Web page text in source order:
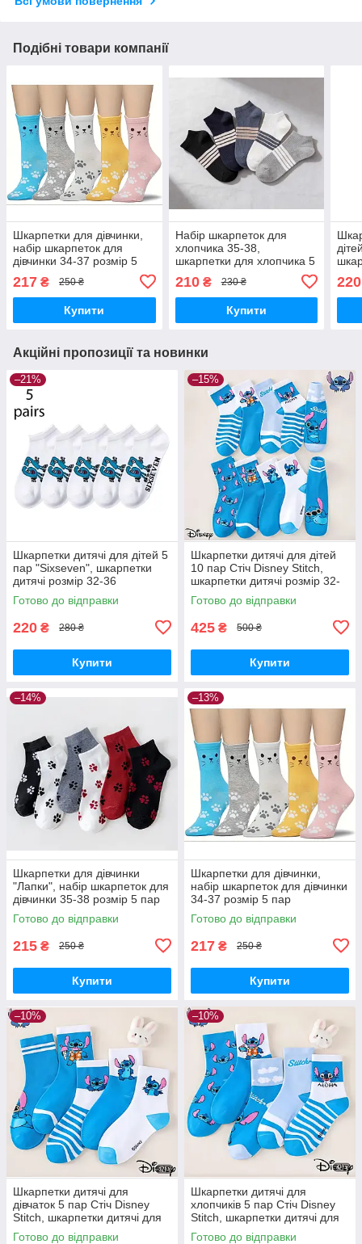
Подібні товари компанії
Шкарпетки для дівчинки,
набір шкарпеток для
дівчинки 34-37 розмір 5
217 ₴ 250 ₴
Купити
Набір шкарпеток для
хлопчика 35-38,
шкарпетки для хлопчика 5
210₴ 230 ₴
Купити
220
Акційні пропозиції та новинки
–21%
Шкарпетки дитячі для дітей 5
пар "Sixseven", шкарпетки
дитячі розмір 32-36
Готово до відправки
220 ₴ 280 ₴
Купити
–15%
Шкарпетки дитячі для дітей
10 пар Стіч Disney Stitch,
шкарпетки дитячі розмір 32-
36
Готово до відправки
425 ₴ 500 ₴
Купити
–14%
Шкарпетки для дівчинки
"Лапки", набір шкарпеток для
дівчинки 35-38 розмір 5 пар
Готово до відправки
215 ₴ 250 ₴
Купити
–13%
Шкарпетки для дівчинки,
набір шкарпеток для дівчинки
34-37 розмір 5 пар
Готово до відправки
217 ₴ 250 ₴
Купити
–10%
Шкарпетки дитячі для
дівчаток 5 пар Стіч Disney
Stitch, шкарпетки дитячі для
дівчинки розмір 32-36
Готово до відправки
–10%
Шкарпетки дитячі для
хлопчиків 5 пар Стіч Disney
Stitch, шкарпетки дитячі для
хлопчика розмір 32-36
Готово до відправки